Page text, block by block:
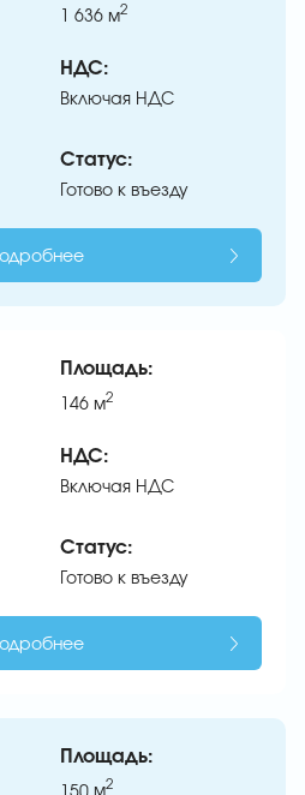
1 636 м2
НДС:
Включая НДС
Статус:
Готово к въезду
Площадь:
146 м2
НДС:
Включая НДС
Статус:
Готово к въезду
Площадь:
2